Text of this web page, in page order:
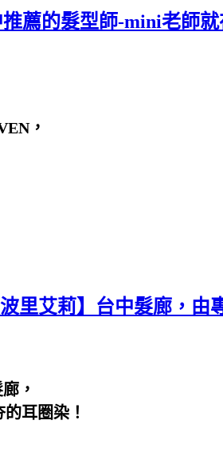
推薦的髮型師-mini老師
，
里艾莉】台中髮廊，
，
耳圈染！